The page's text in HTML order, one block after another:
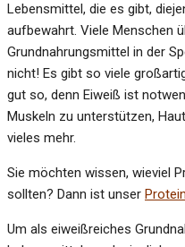
Lebensmittel, die es gibt,
aufbewahrt. Viele Menschen
Grundnahrungsmittel in der
nicht! Es gibt so viele
gut so, denn Eiweiß ist
Muskeln zu unterstützen,
vieles mehr.
Sie möchten wissen, wieviel
sollten? Dann ist unser
Um als eiweißreiches